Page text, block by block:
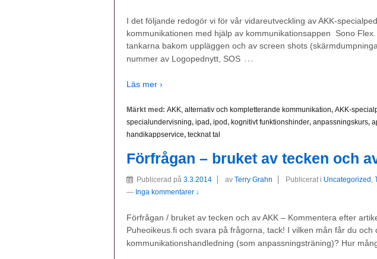
I det följande redogör vi för vår vidareutveckling av AKK-
kommunikationen med hjälp av kommunikationsappen Sono
tankarna bakom uppläggen och av screen shots
nummer av Logopednytt, SOS …
Läs mer ›
Märkt med: AKK, alternativ och kompletterande kommunikation, AKK-
specialundervisning, ipad, ipod, kognitivt funktionshinder, anpassningskurs,
handikappservice, tecknat tal
Förfrågan – bruket av tecken och
Publicerad på 3.3.2014 av Terry Grahn Publicerat i Uncategorized
— Inga kommentarer ↓
Förfrågan / bruket av tecken och av AKK – Kommentera efter
Puheoikeus.fi och svara på frågorna, tack! I vilken mån får du och
kommunikationshandledning (som anpassningsträning)? Hur